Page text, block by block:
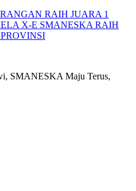
RAIH JUARA 1
X-E SMANESKA RAIH
SMANESKA Maju Terus,